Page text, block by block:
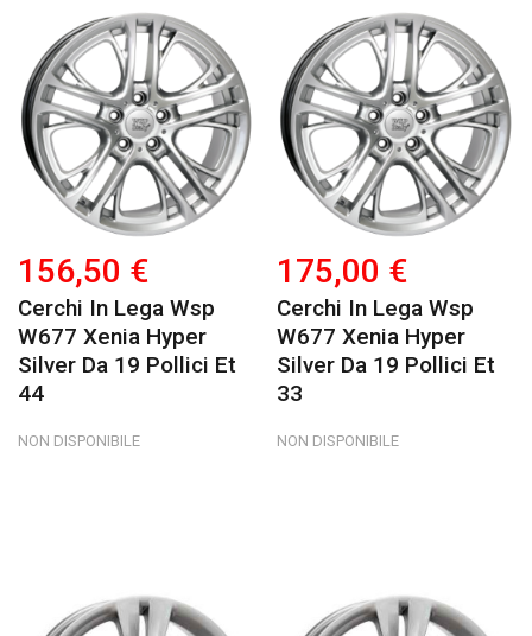
156,50 €
Cerchi In Lega Wsp
W677 Xenia Hyper
Silver Da 19 Pollici Et
44
NON DISPONIBILE
175,00 €
Cerchi In Lega Wsp
W677 Xenia Hyper
Silver Da 19 Pollici Et
33
NON DISPONIBILE